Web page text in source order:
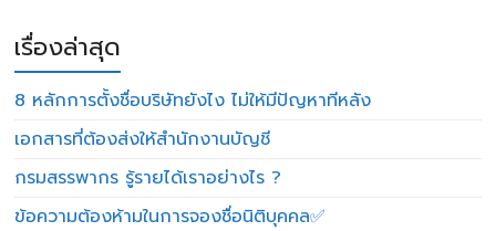
เรื่องล่าสุด
8 หลักการตั้งชื่อบริษัทยังไง ไม่ให้มีปัญหาทีหลัง
เอกสารที่ต้องส่งให้สำนักงานบัญชี
กรมสรรพากร รู้รายได้เราอย่างไร ?
ข้อความต้องห้ามในการจองชื่อนิติบุคคล✅